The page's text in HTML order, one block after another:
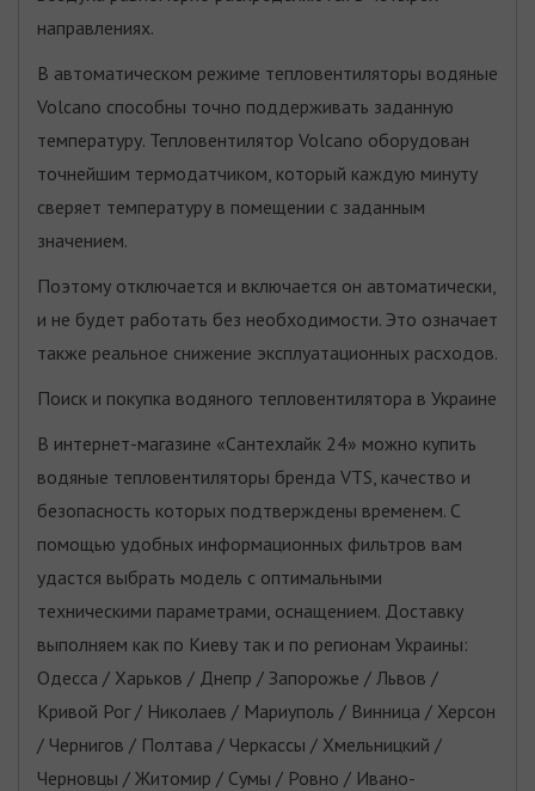
направлениях.
В автоматическом режиме тепловентиляторы водяные
Volcano способны точно поддерживать заданную
температуру. Тепловентилятор Volcano оборудован
точнейшим термодатчиком, который каждую минуту
сверяет температуру в помещении с заданным
значением.
Поэтому отключается и включается он автоматически,
и не будет работать без необходимости. Это означает
также реальное снижение эксплуатационных расходов.
Поиск и покупка водяного тепловентилятора в Украине
В интернет-магазине «Сантехлайк 24» можно купить
водяные тепловентиляторы бренда VTS, качество и
безопасность которых подтверждены временем. С
помощью удобных информационных фильтров вам
удастся выбрать модель с оптимальными
техническими параметрами, оснащением. Доставку
выполняем как по Киеву так и по регионам Украины:
Одесса / Харьков / Днепр / Запорожье / Львов /
Кривой Рог / Николаев / Мариуполь / Винница / Херсон
/ Чернигов / Полтава / Черкассы / Хмельницкий /
Черновцы / Житомир / Сумы / Ровно / Ивано-